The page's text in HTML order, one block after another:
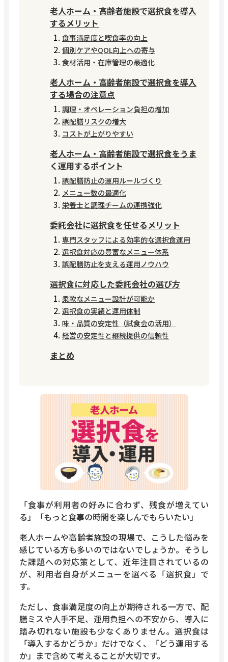
老人ホーム・高齢者施設で選択食を導入
するメリット
食事満足度と喫食率の向上
個別ケアやQOL向上への寄与
食材活用・在庫管理の最適化
老人ホーム・高齢者施設で選択食を導入
する場合の注意点
調理・オペレーション負担の増加
誤配膳リスクの増大
コストが上がりやすい
老人ホーム・高齢者施設で選択食をうま
く運用するポイント
誤配膳防止の運用ルールづくり
メニュー数の最適化
栄養士と調理チームの連携強化
委託会社に選択食を任せるメリット
専門スタッフによる効率的な選択食運用
選択食対応の豊富なメニュー体系
誤配膳防止を支える運用ノウハウ
選択食に対応した委託会社の選び方
柔軟なメニュー設計が可能か
選択食の実績と運用体制
味・品質の安定性（試食会の活用）
経営の安定性と継続提供の信頼性
まとめ
「食事が利用者の好みに合わず、残食が増えてい
る」「もっと食事の時間を楽しんでもらいたい」
老人ホームや高齢者施設の現場で、こうした悩みを
感じている方も多いのではないでしょうか。そうし
た課題への対応策として、近年注目されているの
が、利用者自身がメニューを選べる「選択食」で
す。
ただし、食事満足度の向上が期待される一方で、配
膳ミスや人手不足、運用負担への不安から、導入に
踏み切れない施設も少なくありません。選択食は
「導入するかどうか」だけでなく、「どう運用する
か」まで含めて考えることが大切です。